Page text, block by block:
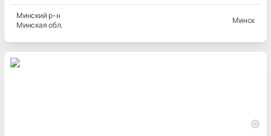
Минскийр-н
Минская обл.
Минск